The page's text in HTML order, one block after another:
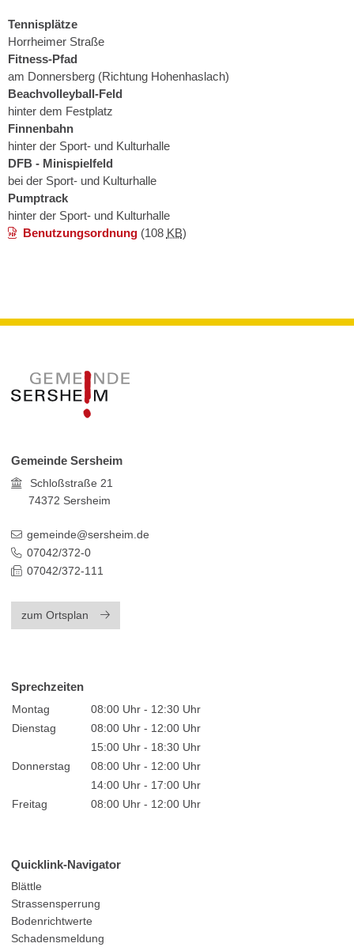
Tennisplätze
Horrheimer Straße
Fitness-Pfad
am Donnersberg (Richtung Hohenhaslach)
Beachvolleyball-Feld
hinter dem Festplatz
Finnenbahn
hinter der Sport- und Kulturhalle
DFB - Minispielfeld
bei der Sport- und Kulturhalle
Pumptrack
hinter der Sport- und Kulturhalle
Benutzungsordnung(108 KB)
Gemeinde Sersheim
Schloßstraße 21
74372 Sersheim
gemeinde@sersheim.de
07042/372-0
07042/372-111
zum Ortsplan
Sprechzeiten
Montag
08:00 Uhr - 12:30 Uhr
Dienstag
08:00 Uhr - 12:00 Uhr
15:00 Uhr - 18:30 Uhr
Donnerstag
08:00 Uhr - 12:00 Uhr
14:00 Uhr - 17:00 Uhr
Freitag
08:00 Uhr - 12:00 Uhr
Quicklink-Navigator
Blättle
Strassensperrung
Bodenrichtwerte
Schadensmeldung